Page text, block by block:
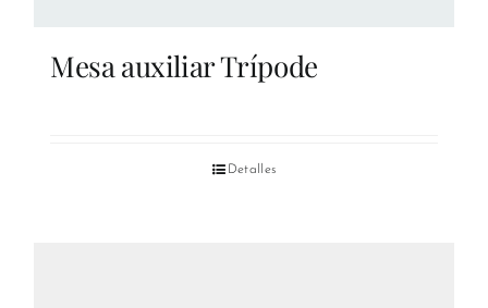
Mesa auxiliar Trípode
Detalles